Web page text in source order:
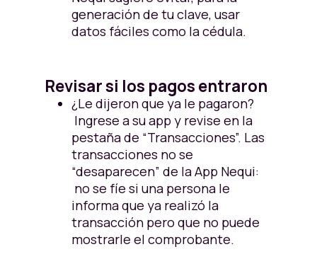
generación de tu clave, usar
datos fáciles como la cédula.
Revisar si los pagos entraron
¿Le dijeron que ya le pagaron?
Ingrese a su app y revise en la
pestaña de “Transacciones”. Las
transacciones no se
“desaparecen” de la App Nequi:
no se fíe si una persona le
informa que ya realizó la
transacción pero que no puede
mostrarle el comprobante.